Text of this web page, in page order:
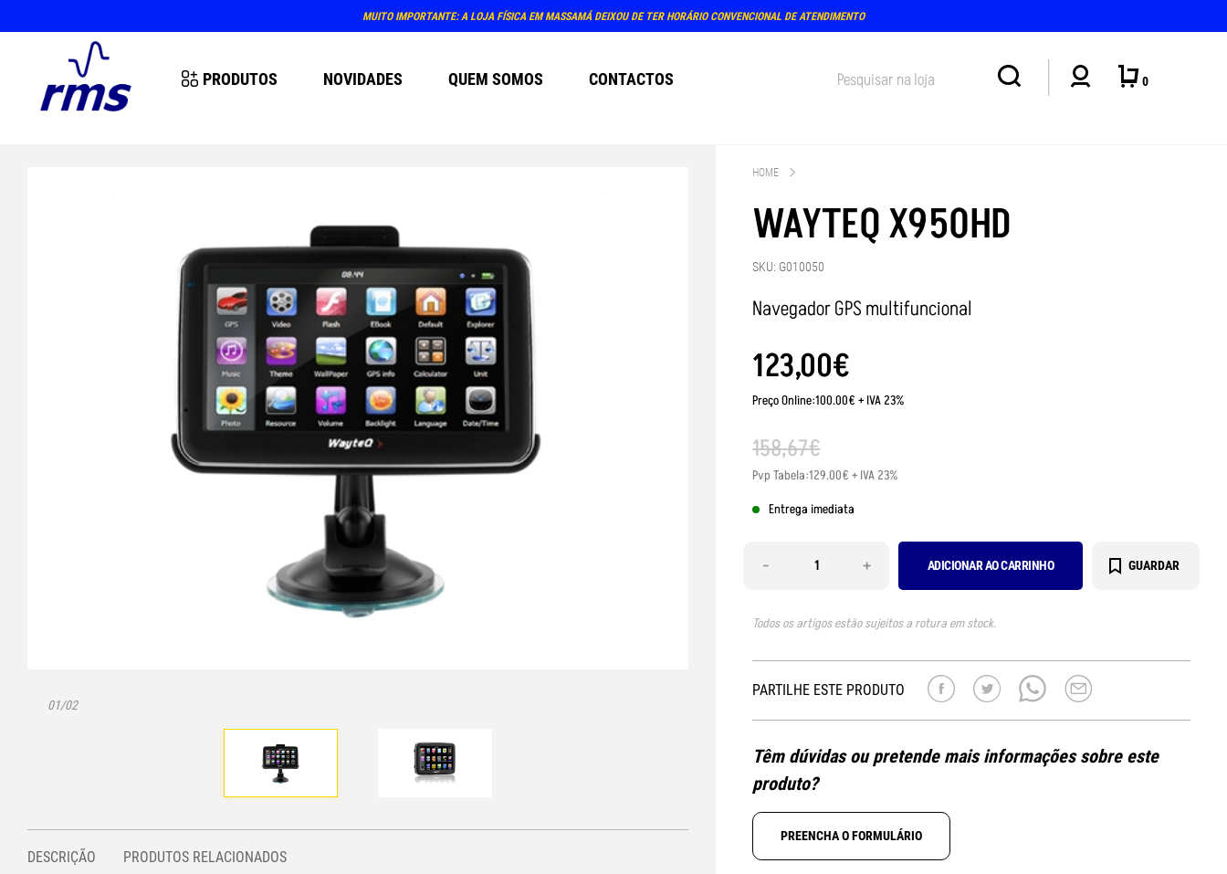
MUITO IMPORTANTE: A LOJA FÍSICA EM MASSAMÁ DEIXOU DE TER HORÁRIO CONVENCIONAL DE ATENDIMENTO
PRODUTOS NOVIDADES QUEM SOMOS CONTACTOS 0
01/02
DESCRIÇÃO PRODUTOS RELACIONADOS
HOME
WAYTEQ X950HD
SKU: G010050
Navegador GPS multifuncional
123,00€
Preço Online:100.00€ + IVA 23%
158,67€
Pvp Tabela:129.00€ + IVA 23%
Entrega imediata
- + ADICIONAR AO CARRINHO GUARDAR
Todos os artigos estão sujeitos a rotura em stock.
PARTILHE ESTE PRODUTO
Têm dúvidas ou pretende mais informações sobre este
produto?
PREENCHA O FORMULÁRIO